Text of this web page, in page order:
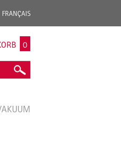
FRANÇAIS
0